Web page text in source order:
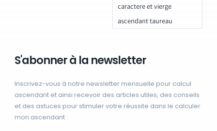
caractere et vierge
ascendant taureau
S'abonner à la newsletter
Inscrivez-vous à notre newsletter mensuelle pour calcul
ascendant et ainsi recevoir des articles utiles, des conseils
et des astuces pour stimuler votre réussite dans le calculer
mon ascendant :